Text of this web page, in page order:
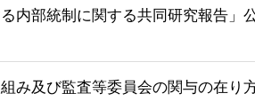
内部統制に関する共同研究報告」
み及び監査等委員会の関与の在り